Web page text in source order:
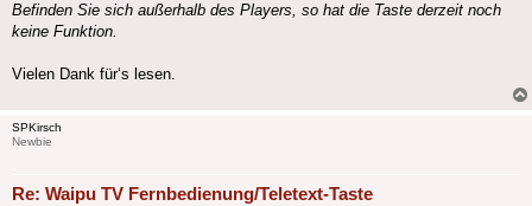
Befinden Sie sich außerhalb des Players, so hat die Taste derzeit noch
keine Funktion.
Vielen Dank für‘s lesen.
SPKirsch
Newbie
Re: Waipu TV Fernbedienung/Teletext-Taste